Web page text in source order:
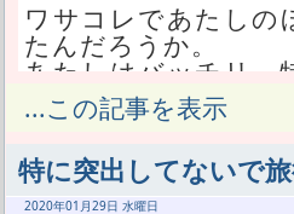
ワサコレであたしの
たんだろうか。
あたしはバッチリ、
除されないかもね。
なんせよそよりもっ
何ももらえなかった
その、あまり突出し
来ないで終わるのか。
...この記事を表示
特に突出してないで
2020年01月29日 水曜日